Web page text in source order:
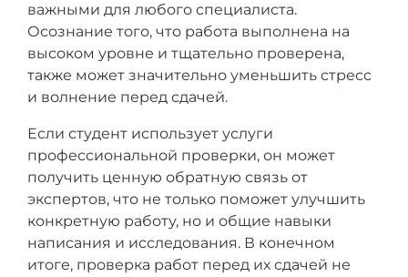
важными для любого специалиста.
Осознание того, что работа выполнена на
высоком уровне и тщательно проверена,
также может значительно уменьшить стресс
и волнение перед сдачей.
Если студент использует услуги
профессиональной проверки, он может
получить ценную обратную связь от
экспертов, что не только поможет улучшить
конкретную работу, но и общие навыки
написания и исследования. В конечном
итоге, проверка работ перед их сдачей не